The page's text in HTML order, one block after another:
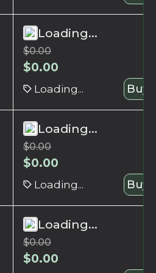
Loading...
$0.00
$0.00
Loading... Buy
Loading...
$0.00
$0.00
Loading... Buy
Loading...
$0.00
$0.00